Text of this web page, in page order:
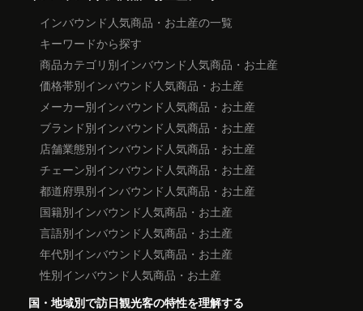
インバウンド人気商品・お土産の一覧
キーワードから探す
商品カテゴリ別インバウンド人気商品・お土産
価格帯別インバウンド人気商品・お土産
メーカー別インバウンド人気商品・お土産
ブランド別インバウンド人気商品・お土産
店舗業態別インバウンド人気商品・お土産
チェーン別インバウンド人気商品・お土産
都道府県別インバウンド人気商品・お土産
国籍別インバウンド人気商品・お土産
言語別インバウンド人気商品・お土産
年代別インバウンド人気商品・お土産
性別インバウンド人気商品・お土産
国・地域別で訪日観光客の特性を理解する